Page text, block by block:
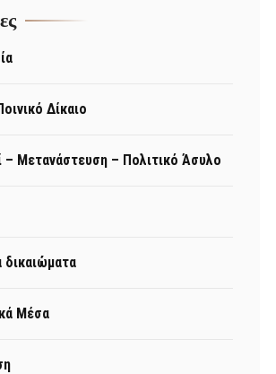
Δίκαιο
– Μετανάστευση – Πολιτικό Άσυλο
Μέσα